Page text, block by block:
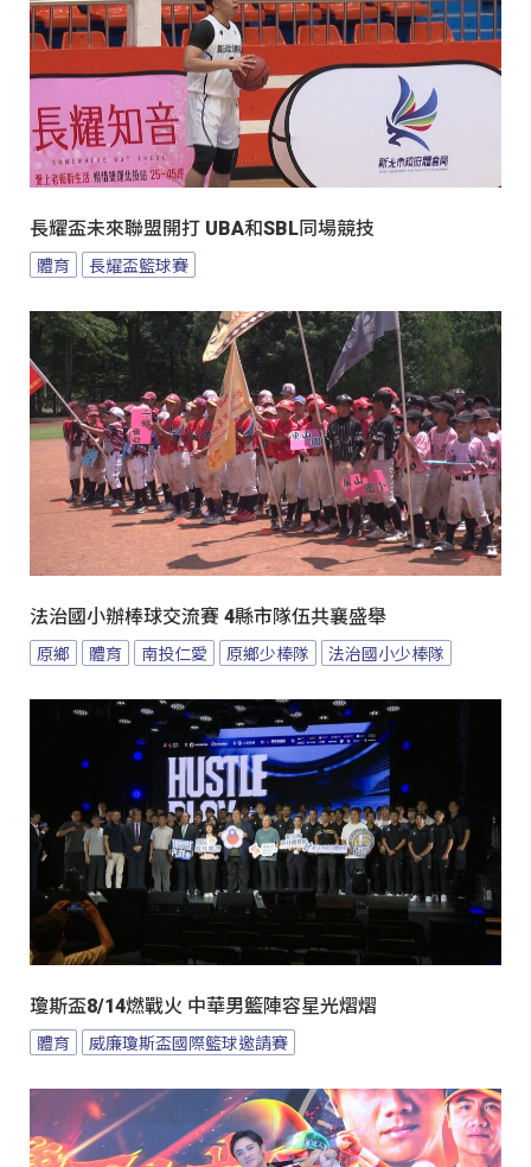
長耀盃未來聯盟開打 UBA和SBL同場競技
體育 長耀盃籃球賽
法治國小辦棒球交流賽 4縣市隊伍共襄盛舉
原鄉 體育 南投仁愛 原鄉少棒隊 法治國小少棒隊
瓊斯盃8/14燃戰火 中華男籃陣容星光熠熠
體育 威廉瓊斯盃國際籃球邀請賽